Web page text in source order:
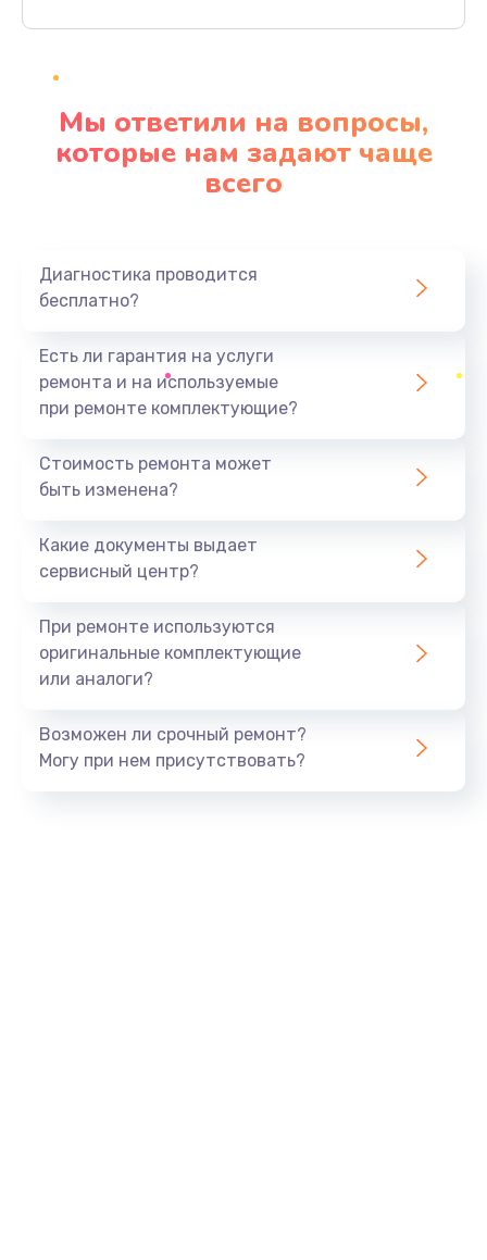
Заказать
Профилактическая чистка
Заказать
1440 руб.
Ремонт южного моста
Замена батарейки BIOS
Заказать
Мы ответили на вопросы,
которые нам задают чаще
всего
Диагностика проводится
бесплатно?
Есть ли гарантия на услуги
ремонта и на используемые
при ремонте комплектующие?
Стоимость ремонта может
быть изменена?
Какие документы выдает
сервисный центр?
При ремонте используются
оригинальные комплектующие
или аналоги?
Возможен ли срочный ремонт?
Могу при нем присутствовать?